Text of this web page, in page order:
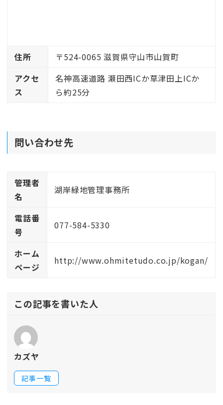
住所
〒524-0065 滋賀県守山市山賀町
アクセ
ス
名神高速道路 瀬田西ICか草津田上ICか
ら約25分
問い合わせ先
管理者
名
湖岸緑地管理事務所
電話番
号
077-584-5330
ホーム
ページ
http://www.ohmitetudo.co.jp/kogan/
この記事を書いた人
カズヤ
記事一覧